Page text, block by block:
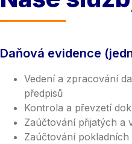
Daňová evidence
Vedení a zpracování
předpisů
Kontrola a převzetí
Zaúčtování přijatých a
Zaúčtování